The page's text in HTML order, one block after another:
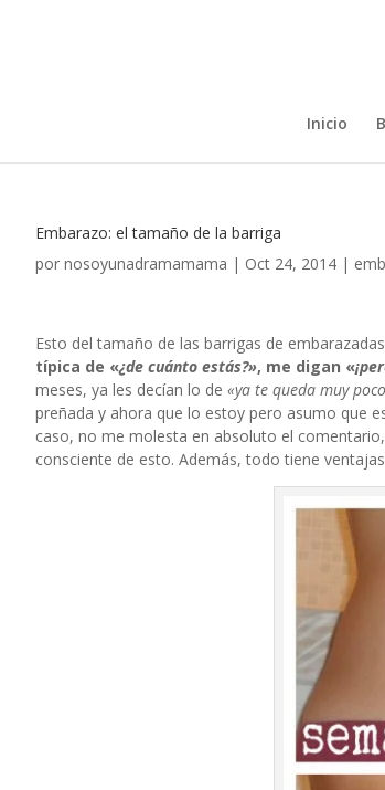
Inicio
Embarazo: el tamaño de la barriga
por nosoyunadramamama | Oct 24, 2014 |
Esto del tamaño de las barrigas de
típica de «¿de cuánto estás?», me digan «
meses, ya les decían lo de «ya te queda muy
preñada y ahora que lo estoy pero asumo que
caso, no me molesta en absoluto el
consciente de esto. Además, todo tiene